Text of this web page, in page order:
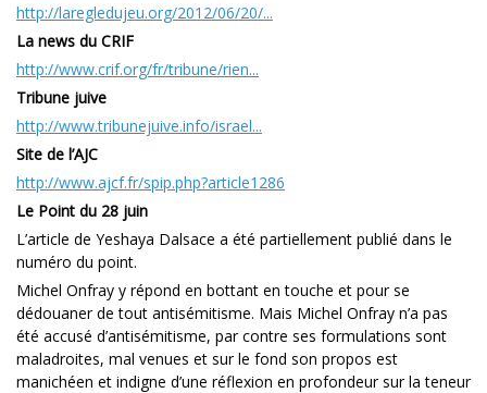
http://laregledujeu.org/2012/06/20/...
La news du CRIF
http://www.crif.org/fr/tribune/rien...
Tribune juive
http://www.tribunejuive.info/israel...
Site de l’AJC
http://www.ajcf.fr/spip.php?article1286
Le Point du 28 juin
L’article de Yeshaya Dalsace a été partiellement publié dans le
numéro du point.
Michel Onfray y répond en bottant en touche et pour se
dédouaner de tout antisémitisme. Mais Michel Onfray n’a pas
été accusé d’antisémitisme, par contre ses formulations sont
maladroites, mal venues et sur le fond son propos est
manichéen et indigne d’une réflexion en profondeur sur la teneur